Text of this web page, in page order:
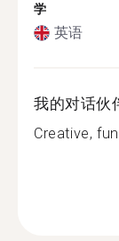
学
英语
我的对话伙
Creative,